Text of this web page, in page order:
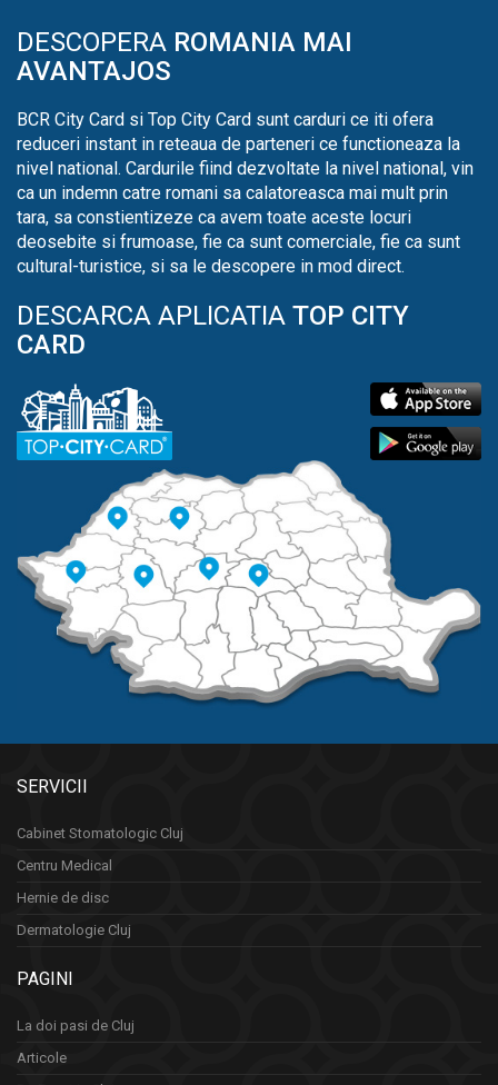
DESCOPERA ROMANIA MAI
AVANTAJOS
BCR City Card si Top City Card sunt carduri ce iti ofera
reduceri instant in reteaua de parteneri ce functioneaza la
nivel national. Cardurile fiind dezvoltate la nivel national, vin
ca un indemn catre romani sa calatoreasca mai mult prin
tara, sa constientizeze ca avem toate aceste locuri
deosebite si frumoase, fie ca sunt comerciale, fie ca sunt
cultural-turistice, si sa le descopere in mod direct.
DESCARCA APLICATIA TOP CITY
CARD
SERVICII
Cabinet Stomatologic Cluj
Centru Medical
Hernie de disc
Dermatologie Cluj
PAGINI
La doi pasi de Cluj
Articole